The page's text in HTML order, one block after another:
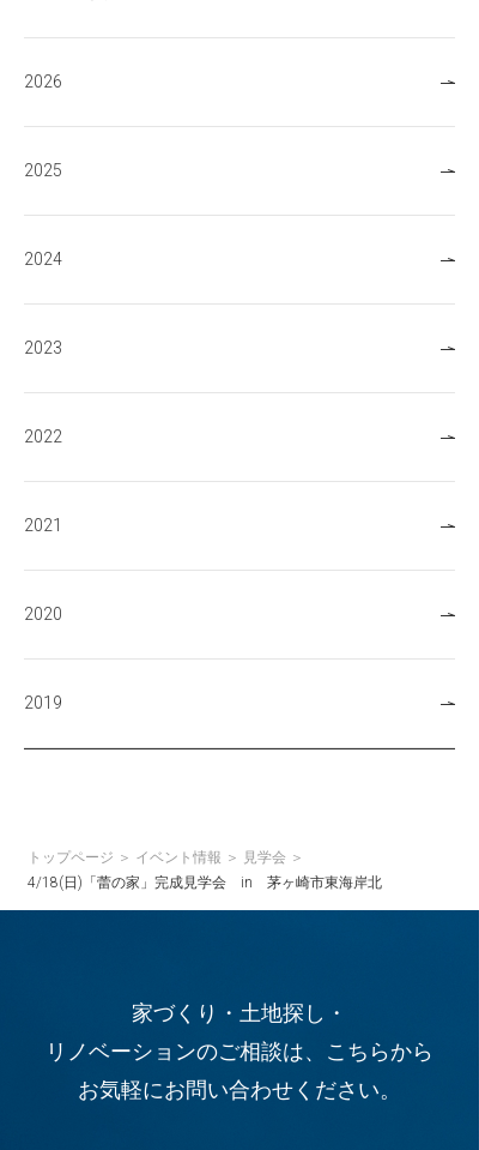
2026
2025
2024
2023
2022
2021
2020
2019
トップページ イベント情報
見学会
4/18(日)「蕾の家」完成見学会 in 茅ヶ崎市東海岸北
家づくり・土地探し・
リノベーションのご相談は、こちらから
お気軽にお問い合わせください。